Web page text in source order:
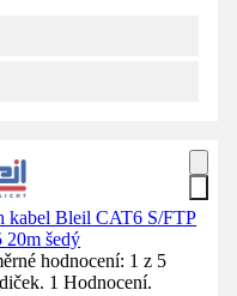
kabel Bleil CAT6 S/FTP
20m šedý
hodnocení: 1 z 5
1 Hodnocení.